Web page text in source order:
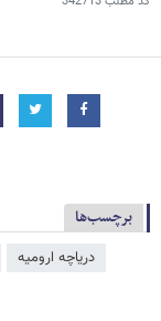
برچسب‌ها
دریاچه ارومیه